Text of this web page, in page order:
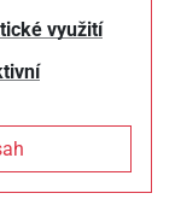
využití